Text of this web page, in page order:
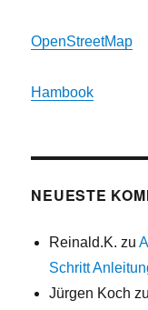
OpenStreetMap
Hambook
NEUESTE
Reinald.K. zu
Schritt
Jürgen Koch